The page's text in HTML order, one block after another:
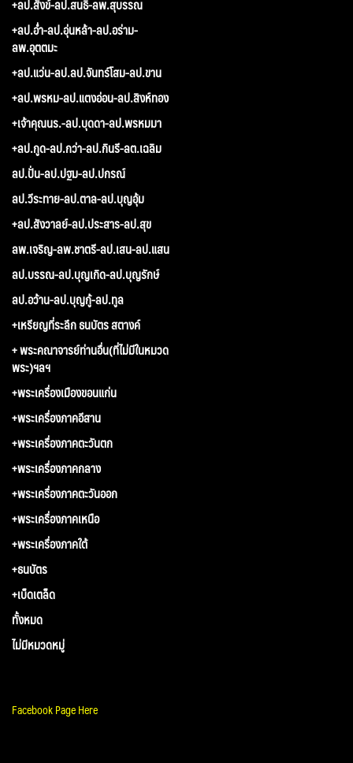
+ลป.สังข์-ลป.สนธิ์-ลพ.สุบรรณ
+ลป.อ่ำ-ลป.อุ่นหล้า-ลป.อร่าม-
ลพ.อุตตมะ
+ลป.แว่น-ลป.ลป.จันทร์โสม-ลป.ขาน
+ลป.พรหม-ลป.แตงอ่อน-ลป.สิงห์ทอง
+เจ้าคุณนร.-ลป.บุดดา-ลป.พรหมมา
+ลป.กูด-ลป.กว่า-ลป.กินรี-ลต.เฉลิม
ลป.ปั่น-ลป.ปฐม-ลป.ปกรณ์
ลป.วีระทาย-ลป.ตาล-ลป.บุญอุ้ม
+ลป.สังวาลย์-ลป.ประสาร-ลป.สุข
ลพ.เจริญ-ลพ.ชาตรี-ลป.เสน-ลป.แสน
ลป.บรรณ-ลป.บุญเกิด-ลป.บุญรักษ์
ลป.อว้าน-ลป.บุญกู้-ลป.ทูล
+เหรียญที่ระลึก ธนบัตร สตางค์
+ พระคณาจารย์ท่านอื่น(ที่ไม่มีในหมวด
พระ)ฯลฯ
+พระเครื่องเมืองขอนแก่น
+พระเครื่องภาคอีสาน
+พระเครื่องภาคตะวันตก
+พระเครื่องภาคกลาง
+พระเครื่องภาคตะวันออก
+พระเครื่องภาคเหนือ
+พระเครื่องภาคใต้
+ธนบัตร
+เบ็ดเตล็ด
ทั้งหมด
ไม่มีหมวดหมู่
Facebook Page Here